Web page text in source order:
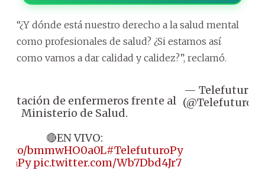
“¿Y dónde está nuestro derecho a la salud mental
como profesionales de salud? ¿Si estamos así
como vamos a dar calidad y calidez?”, reclamó.
de enfermeros frente al
Ministerio de Salud.
🔴EN VIVO:
bmmwHO0a0L#TelefuturoPy
pic.twitter.com/Wb7Dbd4Jr7
— Telefuturo
(@Telefuturo)